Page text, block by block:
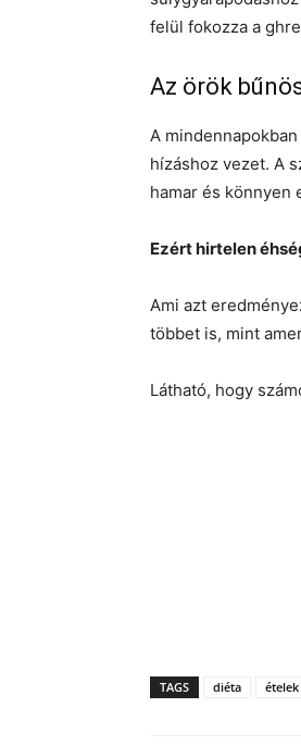
felül fokozza a
Az örök
A
hízáshoz vezet. A
hamar és könnyen
Ezért hirtelen
Ami azt
többet is, mint
Látható, hogy
TAGS diéta ételek